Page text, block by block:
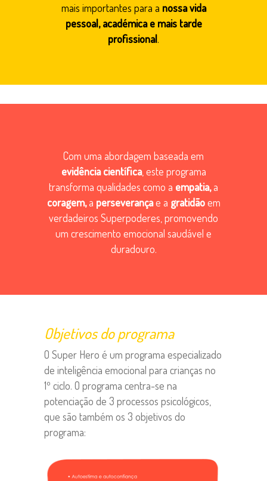
mais importantes para a nossa vida
pessoal, académica e mais tarde
profissional.
Com uma abordagem baseada em
evidência científica, este programa
transforma qualidades como a empatia,a
coragem,a perseverançae a gratidãoem
verdadeiros Superpoderes, promovendo
um crescimento emocional saudável e
duradouro.
Objetivos do programa
O Super Hero é um programa especializado
de inteligência emocional para crianças no
1º ciclo. O programa centra-se na
potenciação de 3 processos psicológicos,
que são também os 3 objetivos do
programa: